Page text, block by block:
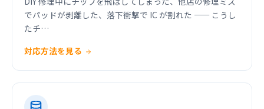
でパッドが剥離した、落下衝撃で IC が割れた —— こうし
たチ…
対応方法を見る